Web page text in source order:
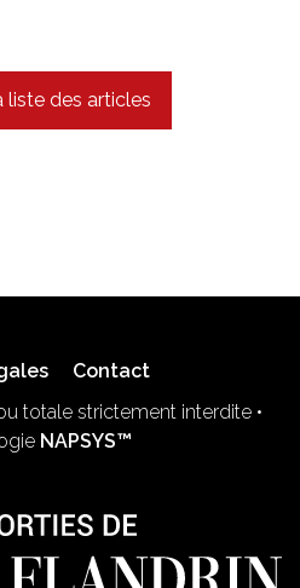
liste des articles
Contact
totale strictement interdite •
NAPSYS™